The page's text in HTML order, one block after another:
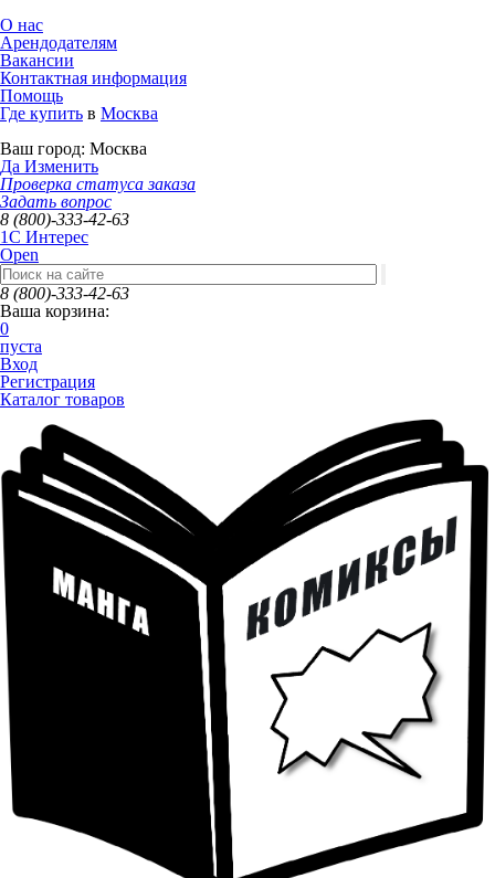
О нас
Арендодателям
Вакансии
Контактная информация
Помощь
Где купить в Москва
Ваш город: Москва
Да Изменить
Проверка статуса заказа
Задать вопрос
8 (800)-333-42-63
1C Интерес
Open
8 (800)-333-42-63
Ваша корзина:
0
пуста
Вход
Регистрация
Каталог товаров